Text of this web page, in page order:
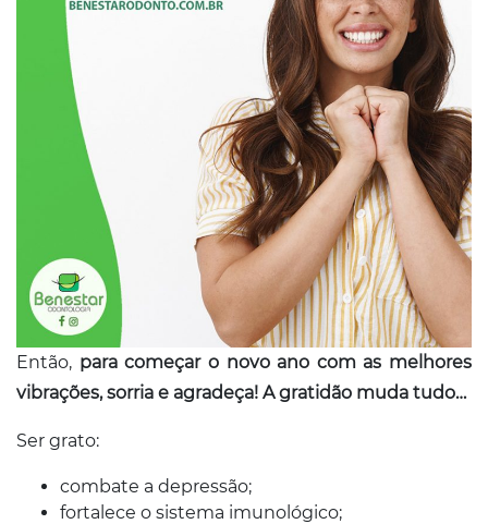
Então, para começar o novo ano com as melhores
vibrações, sorria e agradeça! A gratidão muda tudo…
Ser grato:
combate a depressão;
fortalece o sistema imunológico;